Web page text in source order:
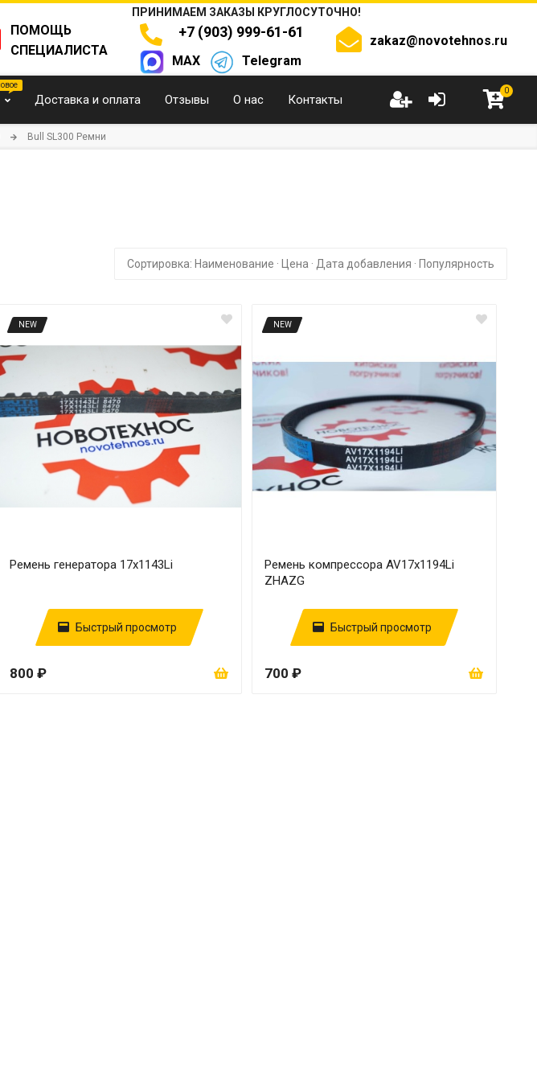
ПОМОЩЬ
СПЕЦИАЛИСТА
ПРИНИМАЕМ ЗАКАЗЫ КРУГЛОСУТОЧНО!
+7 (903) 999-61-61
MAX Telegram
zakaz@novotehnos.ru
Доставка и оплата Отзывы О нас Контакты
0
Bull SL300 Ремни
Сортировка: Наименование · Цена · Дата добавления · Популярность
NEW
Ремень генератора 17х1143Li
Быстрый просмотр
800 ₽
NEW
Ремень компрессора AV17х1194Li
ZHAZG
Быстрый просмотр
700 ₽